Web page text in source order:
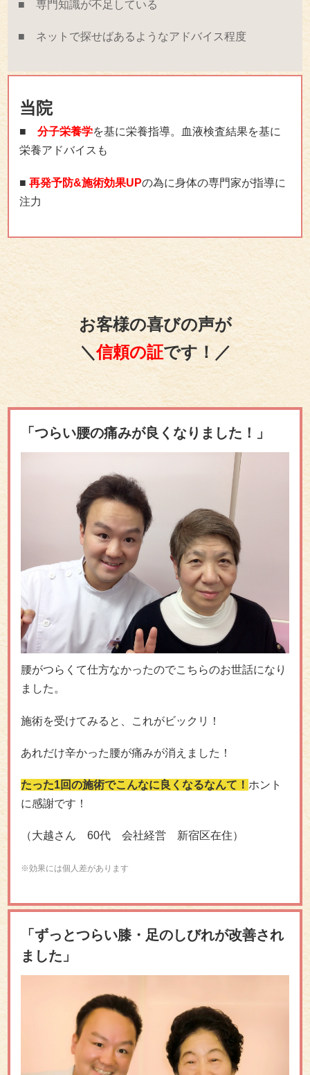
■ 専門知識が不足している
■ ネットで探せばあるようなアドバイス程度
当院
■ 分子栄養学を基に栄養指導。血液検査結果を基に
栄養アドバイスも
■ 再発予防&施術効果UPの為に身体の専門家が指導に
注力
お客様の喜びの声が
＼信頼の証です！／
「つらい腰の痛みが良くなりました！」
腰がつらくて仕方なかったのでこちらのお世話になり
ました。
施術を受けてみると、これがビックリ！
あれだけ辛かった腰が痛みが消えました！
たった1回の施術でこんなに良くなるなんて！ ホント
に感謝です！
（大越さん 60代 会社経営 新宿区在住）
※効果には個人差があります
「ずっとつらい膝・足のしびれが改善され
ました」